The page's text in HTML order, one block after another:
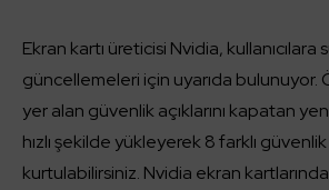
Ekran kartı üreticisi Nvidia,
güncellemeleri için uyarıda bulunuyor.
yer alan güvenlik açıklarını kapatan
hızlı şekilde yükleyerek 8 farklı
kurtulabilirsiniz. Nvidia ekran